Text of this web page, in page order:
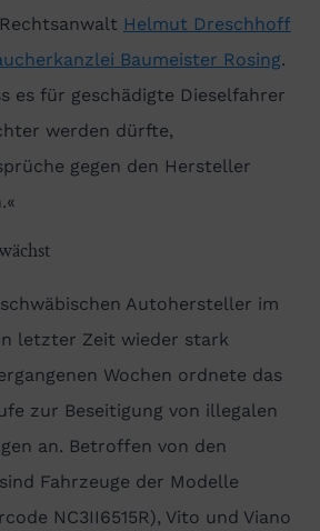
Helmut Dreschhoff
Baumeister Rosing.
es für geschädigte Dieselfahrer
werden dürfte,
gegen den Hersteller
Autohersteller im
letzter Zeit wieder stark
Wochen ordnete das
zur Beseitigung von illegalen
an. Betroffen von den
Fahrzeuge der Modelle
NC3II6515R), Vito und Viano